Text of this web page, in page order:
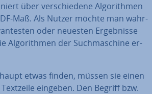
über ver­schie­de­ne Al­go­rith­men
Maß. Als Nutzer möchte man wahr­
oder neuesten Er­geb­nis­se
Al­go­rith­men der Such­ma­schi­ne er­
etwas finden, müssen sie einen
eingeben. Den Begriff bzw.